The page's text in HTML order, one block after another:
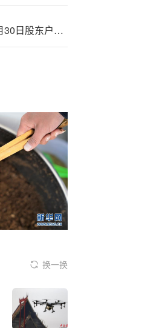
森泰股份:(301429)6月30日股东户数0.85万户，较上期减少2.89%
换一换